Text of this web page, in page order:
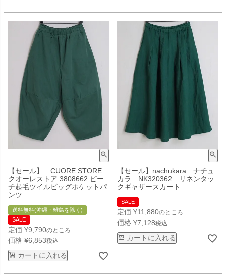
【セール】 CUORE STORE
クオーレストア 3808662 ピー
チ起毛ツイルビッグポケットパ
ンツ
送料無料(沖縄・離島を除く)
SALE
定価 ¥9,790のところ
価格 ¥6,853税込
カートに入れる
【セール】nachukara ナチュ
カラ NK320362 リネンタッ
クギャザースカート
SALE
定価 ¥11,880のところ
価格 ¥7,128税込
カートに入れる